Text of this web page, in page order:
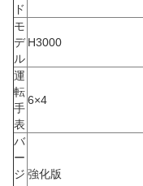
ド
モ
デ
ル
H3000
運
転
手
表
6×4
バ
ー
ジ 強化版